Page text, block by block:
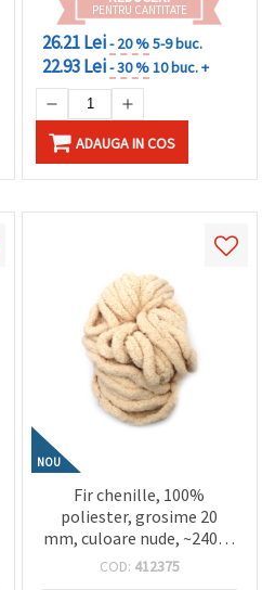
PENTRU CANTITATE
26.21 Lei- 20 %5-9 buc.
22.93 Lei- 30 %10 buc. +
ADAUGA IN COS
NOU
Fir chenille, 100%
poliester, grosime 20
mm, culoare nude, ~240 g,
25 m – ideal pentru
COD: 412375